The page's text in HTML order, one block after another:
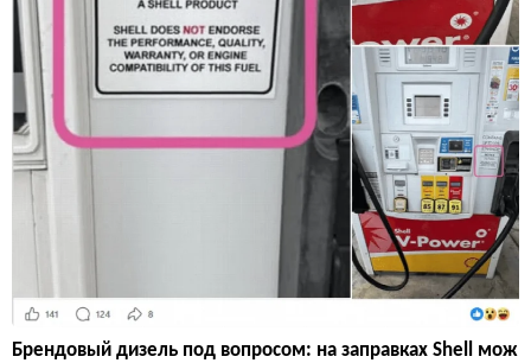
Брендовый дизель под вопросом: на заправках Shell мож